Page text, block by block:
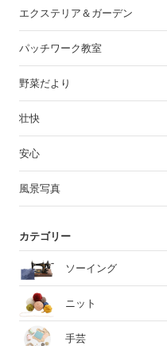
エクステリア＆ガーデン
パッチワーク教室
野菜だより
壮快
安心
風景写真
カテゴリー
ソーイング
ニット
手芸